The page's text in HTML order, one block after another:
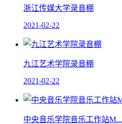
浙江传媒大学录音棚
2021-02-22
九江艺术学院录音棚
2021-02-22
中央音乐学院音乐工作站M...